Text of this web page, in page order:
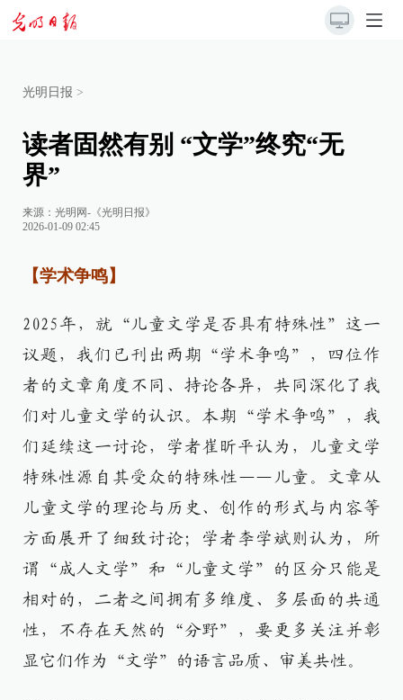
光明日报 >
读者固然有别 “文学”终究“无
界”
来源： 光明网-《光明日报》
2026-01-09 02:45
【学术争鸣】
2025年，就“儿童文学是否具有特殊性”这一
议题，我们已刊出两期“学术争鸣”，四位作
者的文章角度不同、持论各异，共同深化了我
们对儿童文学的认识。本期“学术争鸣”，我
们延续这一讨论，学者崔昕平认为，儿童文学
特殊性源自其受众的特殊性——儿童。文章从
儿童文学的理论与历史、创作的形式与内容等
方面展开了细致讨论；学者李学斌则认为，所
谓“成人文学”和“儿童文学”的区分只能是
相对的，二者之间拥有多维度、多层面的共通
性，不存在天然的“分野”，要更多关注并彰
显它们作为“文学”的语言品质、审美共性。